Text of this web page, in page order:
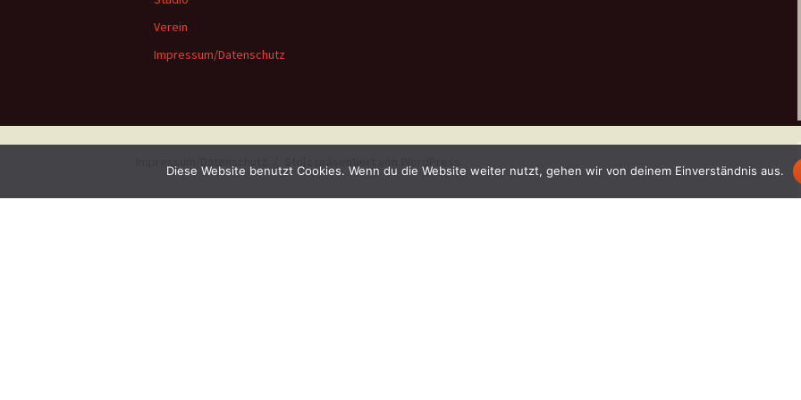
Verein
Impressum/Datenschutz
Diese Website benutzt Cookies. Wenn du die Website weiter nutzt, gehen wir von deinem Einverständnis aus.